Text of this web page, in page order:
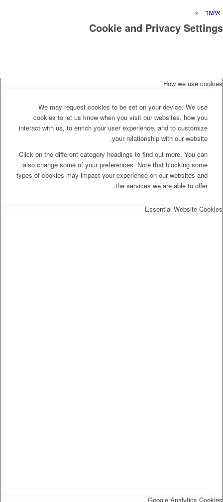
אישור
×
Cookie and Privacy Settings
How we use cookies
We may request cookies to be set on your device. We use
cookies to let us know when you visit our websites, how you
interact with us, to enrich your user experience, and to customize
your relationship with our website.
Click on the different category headings to find out more. You can
also change some of your preferences. Note that blocking some
types of cookies may impact your experience on our websites and
the services we are able to offer.
Essential Website Cookies
Google Analytics Cookies